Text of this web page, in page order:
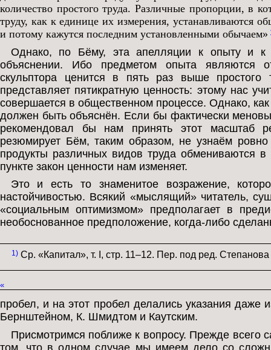
количество простого труда. Различные пропорции, в
труду, как к единице их измерения, устанавливаются
и потому кажутся последним установленными обычаем»
Однако, по Бёму, эта апелляции к опыту и к
объяснении. Ибо предметом опыта являются
скульптора ценится в пять раз выше простого
представляет пятикратную ценность: этому нас
совершается в общественном процессе. Однако,
должен быть объяснён. Если бы фактически
рекомендовал бы нам принять этот масштаб
резюмирует Бём, таким образом, не узнаём
продукты различных видов труда
пункте закон ценности нам изменяет.
Это и есть то знаменитое возражение,
настойчивостью. Всякий «мыслящий» читатель,
«социальным оптимизмом» предполагает в
необоснованное предположение, когда-либо
1)Ср. «Капитал», т. I, стр. 11–12. Пер. под ред.
«
пробел, и на этот пробел делались указания даже
Бернштейном, К. Шмидтом и Каутским.
Присмотримся поближе к вопросу. Прежде всего
том, что в одном случае мы имеем дело со